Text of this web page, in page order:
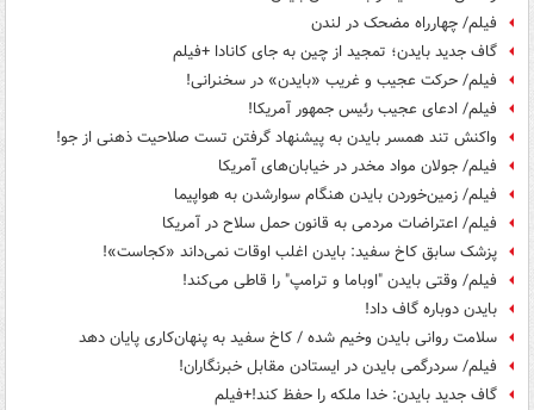
فیلم/ چهارراه مضحک در لندن
گاف جدید بایدن؛ تمجید از چین به جای کانادا +فیلم
فیلم/ حرکت عجیب و غریب «بایدن» در سخنرانی!
فیلم/ ادعای عجیب رئیس جمهور آمریکا!
واکنش تند همسر بایدن به پیشنهاد گرفتن تست صلاحیت ذهنی از جو!
فیلم/ جولان مواد مخدر در خیابان‌های آمریکا
فیلم/ زمین‌خوردن بایدن هنگام سوارشدن به هواپیما
فیلم/ اعتراضات مردمی به قانون حمل سلاح در آمریکا
پزشک سابق کاخ سفید: بایدن اغلب اوقات نمی‌داند «کجاست»!
فیلم/ وقتی بایدن "اوباما و ترامپ" را قاطی می‌کند!
بایدن دوباره گاف داد!
سلامت روانی بایدن وخیم شده / کاخ سفید به پنهان‌کاری پایان دهد
فیلم/ سردرگمی بایدن در ایستادن مقابل خبرنگاران!
گاف جدید بایدن: خدا ملکه را حفظ کند!+فیلم